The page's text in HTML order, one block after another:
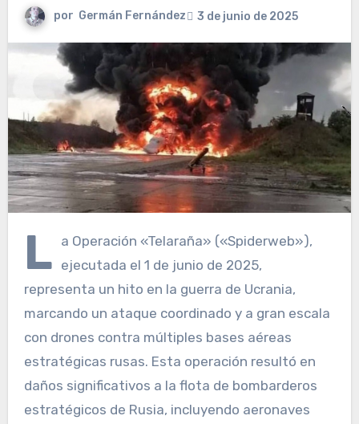
por Germán Fernández 3 de junio de 2025
L a Operación «Telaraña» («Spiderweb»),
ejecutada el 1 de junio de 2025,
representa un hito en la guerra de Ucrania,
marcando un ataque coordinado y a gran escala
con drones contra múltiples bases aéreas
estratégicas rusas. Esta operación resultó en
daños significativos a la flota de bombarderos
estratégicos de Rusia, incluyendo aeronaves